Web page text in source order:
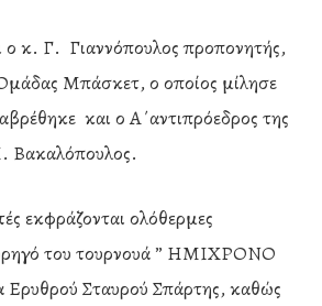
ο κ. Γ. Γιαννόπουλος προπονητής,
Μπάσκετ, ο οποίος μίλησε
και ο Α΄αντιπρόεδρος της
εκφράζονται ολόθερμες
του τουρνουά ” ΗΜΙΧΡΟΝΟ
Σταυρού Σπάρτης, καθώς